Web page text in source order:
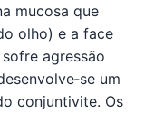
mucosa que
olho) e a face
agressão
um
conjuntivite. Os